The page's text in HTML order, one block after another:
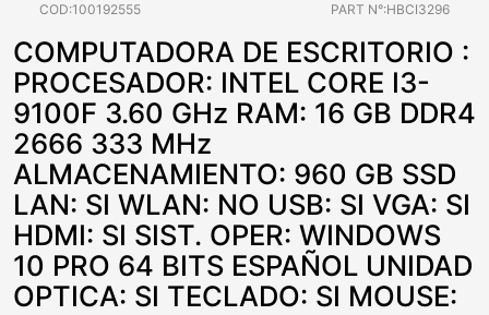
COD:100192555 PART N°:HBCI3296
COMPUTADORA DE ESCRITORIO :
PROCESADOR: INTEL CORE I3-
9100F 3.60 GHz RAM: 16 GB DDR4
2666 333 MHz
ALMACENAMIENTO: 960 GB SSD
LAN: SI WLAN: NO USB: SI VGA: SI
HDMI: SI SIST. OPER: WINDOWS
10 PRO 64 BITS ESPAÑOL UNIDAD
OPTICA: SI TECLADO: SI MOUSE: